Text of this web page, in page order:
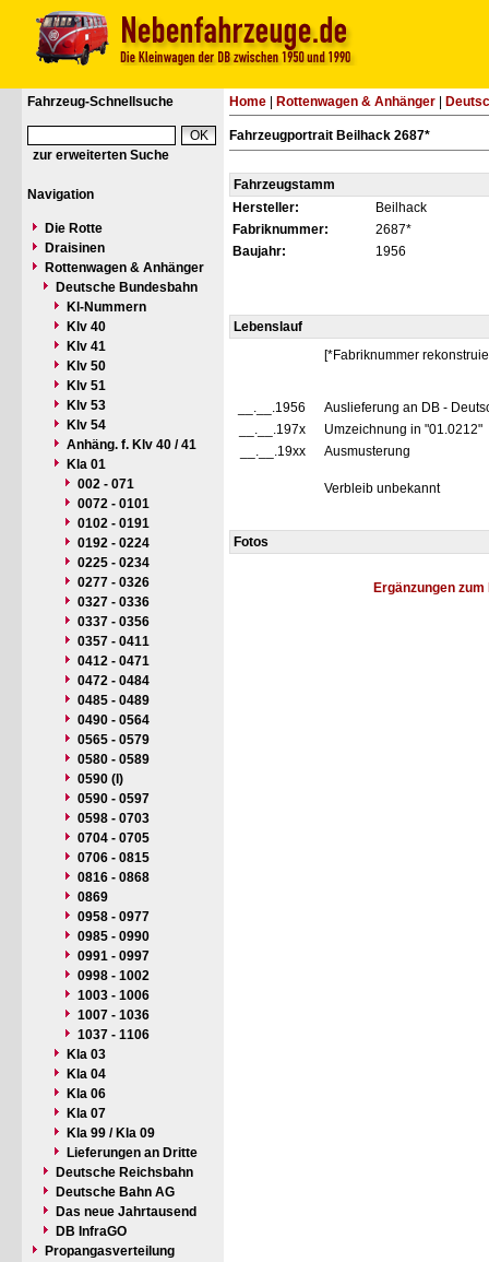
Fahrzeug-Schnellsuche
zur erweiterten Suche
Navigation
Die Rotte
Draisinen
Rottenwagen & Anhänger
Deutsche Bundesbahn
Kl-Nummern
Klv 40
Klv 41
Klv 50
Klv 51
Klv 53
Klv 54
Anhäng. f. Klv 40 / 41
Kla 01
002 - 071
0072 - 0101
0102 - 0191
0192 - 0224
0225 - 0234
0277 - 0326
0327 - 0336
0337 - 0356
0357 - 0411
0412 - 0471
0472 - 0484
0485 - 0489
0490 - 0564
0565 - 0579
0580 - 0589
0590 (I)
0590 - 0597
0598 - 0703
0704 - 0705
0706 - 0815
0816 - 0868
0869
0958 - 0977
0985 - 0990
0991 - 0997
0998 - 1002
1003 - 1006
1007 - 1036
1037 - 1106
Kla 03
Kla 04
Kla 06
Kla 07
Kla 99 / Kla 09
Lieferungen an Dritte
Deutsche Reichsbahn
Deutsche Bahn AG
Das neue Jahrtausend
DB InfraGO
Propangasverteilung
Home Rottenwagen & Anhänger
Fahrzeugportrait Beilhack 2687*
Fahrzeugstamm
Hersteller:
Beilhack
Fabriknummer:
2687*
Baujahr:
1956
Lebenslauf
[*Fabriknummer
__.__.1956
Auslieferung an DB -
__.__.197x
Umzeichnung in "01.0212"
__.__.19xx
Ausmusterung
Verbleib unbekannt
Fotos
Ergänzungen